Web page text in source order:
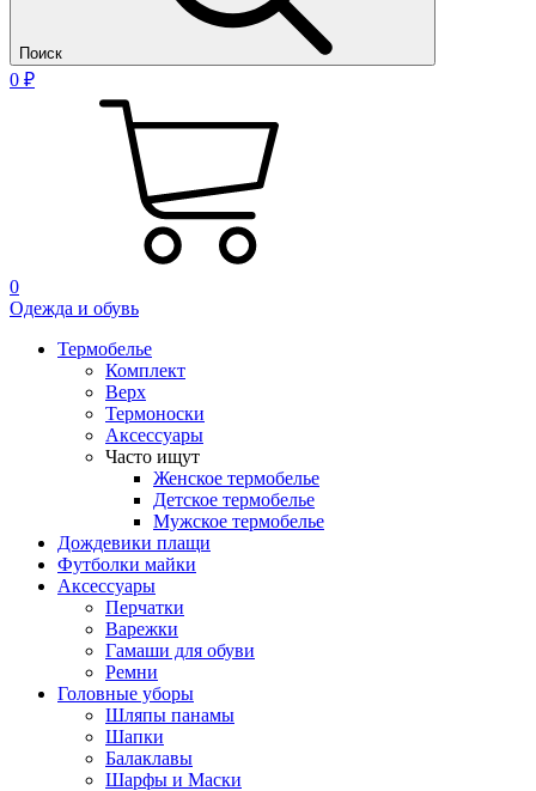
Поиск
0 ₽
0
Одежда и обувь
Термобелье
Комплект
Верх
Термоноски
Аксессуары
Часто ищут
Женское термобелье
Детское термобелье
Мужское термобелье
Дождевики плащи
Футболки майки
Аксессуары
Перчатки
Варежки
Гамаши для обуви
Ремни
Головные уборы
Шляпы панамы
Шапки
Балаклавы
Шарфы и Маски